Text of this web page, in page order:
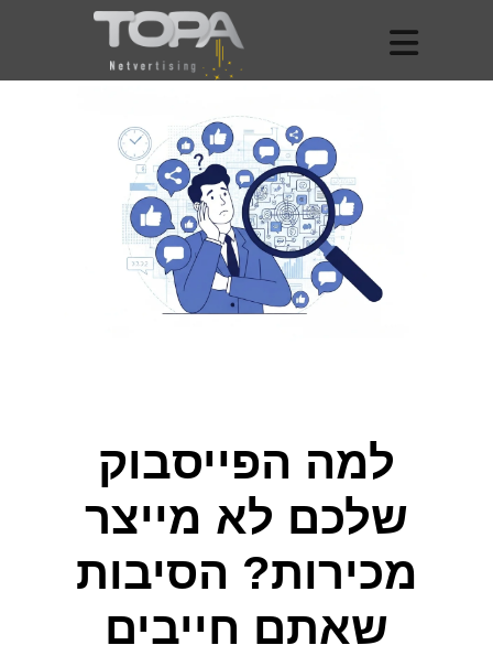
למה הפייסבוק
שלכם לא מייצר
מכירות? הסיבות
שאתם חייבים